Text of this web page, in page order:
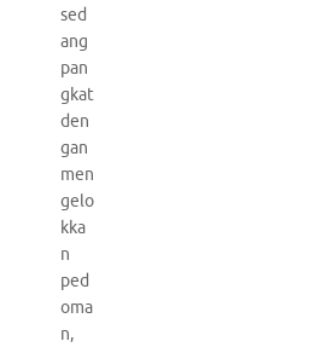
sed
ang
pan
gkat
den
gan
men
gelo
kka
n
ped
oma
n,